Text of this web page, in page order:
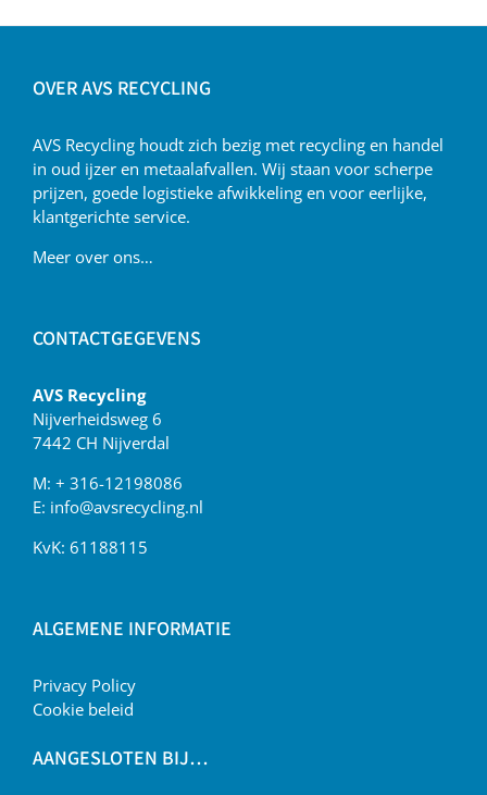
OVER AVS RECYCLING
AVS Recycling houdt zich bezig met recycling en handel
in oud ijzer en metaalafvallen. Wij staan voor scherpe
prijzen, goede logistieke afwikkeling en voor eerlijke,
klantgerichte service.
Meer over ons…
CONTACTGEGEVENS
AVS Recycling
Nijverheidsweg 6
7442 CH Nijverdal
M: + 316-12198086
E: info@avsrecycling.nl
KvK: 61188115
ALGEMENE INFORMATIE
Privacy Policy
Cookie beleid
AANGESLOTEN BIJ…